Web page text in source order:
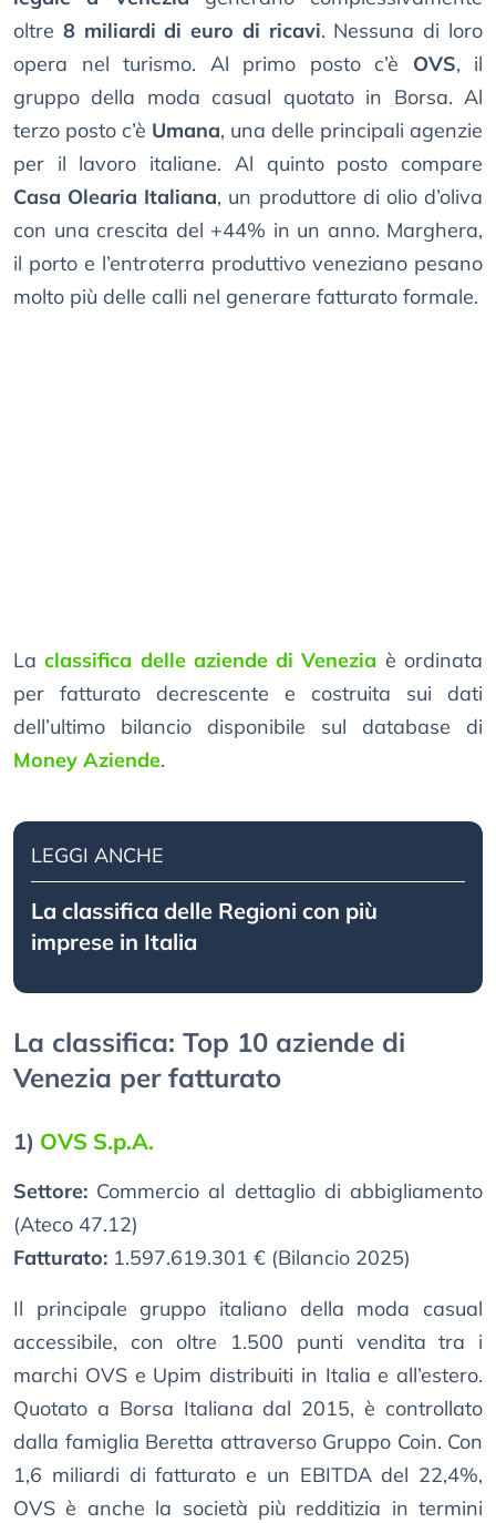
oltre 8 miliardi di euro di ricavi. Nessuna di loro
opera nel turismo. Al primo posto c’è OVS, il
gruppo della moda casual quotato in Borsa. Al
terzo posto c’è Umana, una delle principali agenzie
per il lavoro italiane. Al quinto posto compare
Casa Olearia Italiana, un produttore di olio d’oliva
con una crescita del +44% in un anno. Marghera,
il porto e l’entroterra produttivo veneziano pesano
molto più delle calli nel generare fatturato formale.
Laclassifica delle aziende di Venezia è ordinata
per fatturato decrescente e costruita sui dati
dell’ultimo bilancio disponibile sul database di
Money Aziende.
LEGGI ANCHE
La classifica delle Regioni con più
imprese in Italia
La classifica: Top 10 aziende di
Venezia per fatturato
1) OVS S.p.A.
Settore: Commercio al dettaglio di abbigliamento
(Ateco 47.12)
Fatturato: 1.597.619.301 € (Bilancio 2025)
Il principale gruppo italiano della moda casual
accessibile, con oltre 1.500 punti vendita tra i
marchi OVS e Upim distribuiti in Italia e all’estero.
Quotato a Borsa Italiana dal 2015, è controllato
dalla famiglia Beretta attraverso Gruppo Coin. Con
1,6 miliardi di fatturato e un EBITDA del 22,4%,
OVS è anche la società più redditizia in termini